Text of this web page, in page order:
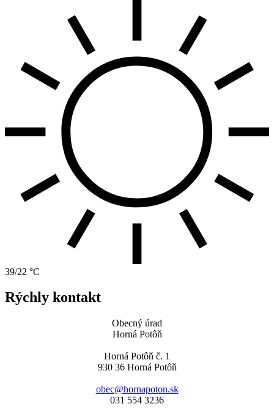
39/22 °C
Rýchly kontakt
Obecný úrad
Horná Potôň
Horná Potôň č. 1
930 36 Horná Potôň
obec@hornapoton.sk
031 554 3236